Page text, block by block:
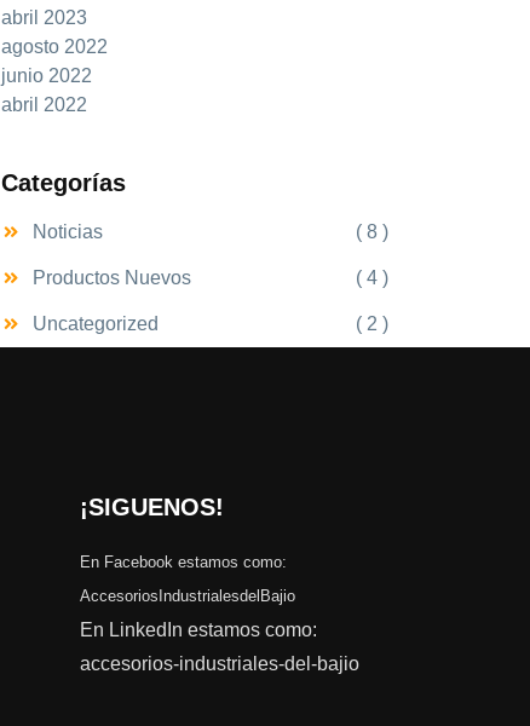
abril 2023
agosto 2022
junio 2022
abril 2022
Categorías
Noticias ( 8 )
Productos Nuevos ( 4 )
Uncategorized ( 2 )
¡SIGUENOS!
En Facebook estamos como:
AccesoriosIndustrialesdelBajio
En LinkedIn estamos como:
accesorios-industriales-del-bajio